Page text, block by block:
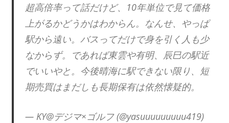
超高倍率って話だけど、10年単位で見て価格
上がるかどうかはわからん。なんせ、やっぱ
駅から遠い。バスってだけで身を引く人も少
なからず。であれば東雲や有明、辰巳の駅近
でいいやと。今後晴海に駅できない限り、短
期売買はまだしも長期保有は依然懐疑的。
— KY@デジマ×ゴルフ (@yasuuuuuuuuu419)